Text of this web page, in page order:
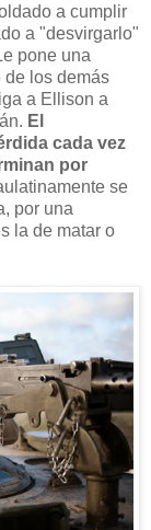
a cumplir
a "desvirgarlo"
pone una
de los demás
a Ellison a
El
cada vez
por
se
por una
la de matar o